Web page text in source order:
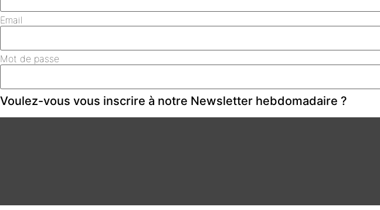
Email
Mot de passe
Voulez-vous vous inscrire à notre Newsletter hebdomadaire ?